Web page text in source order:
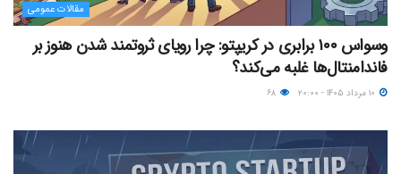
مقالات عمومی
وسواس ۱۰۰ برابری در کریپتو: چرا رویای ثروتمند شدن هنوز بر
فاندامنتال‌ها غلبه می‌کند؟